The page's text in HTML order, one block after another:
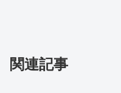
関連記事